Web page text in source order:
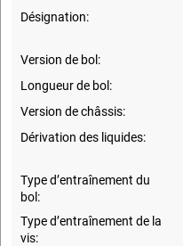
Désignation:
Version de bol:
Longueur de bol:
Version de châssis:
Dérivation des liquides:
Type d’entraînement du
bol:
Type d’entraînement de la
vis: